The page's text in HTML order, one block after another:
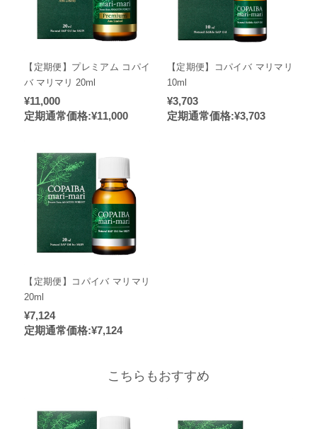
【定期便】プレミアム コパイ
バ マリマリ 20ml
¥11,000
定期通常価格:¥11,000
【定期便】コパイバ マリマリ
10ml
¥3,703
定期通常価格:¥3,703
【定期便】コパイバ マリマリ
20ml
¥7,124
定期通常価格:¥7,124
こちらもおすすめ